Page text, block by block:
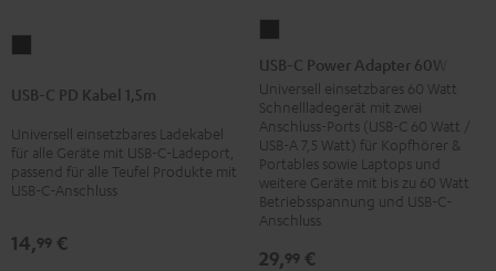
PD
Kabel
1,5m
Schwarz
USB-C PD Kabel 1,5m
Universell einsetzbares Ladekabel
für alle Geräte mit USB-C-Ladeport,
passend für alle Teufel Produkte mit
USB-C-Anschluss
14,99 €
C
Power
Adapter
60W
Schwarz
USB-C Power Adapter 60W
Universell einsetzbares 60 Watt
Schnellladegerät mit zwei
Anschluss-Ports (USB-C 60 Watt /
USB-A 7,5 Watt) für Kopfhörer &
Portables sowie Laptops und
weitere Geräte mit bis zu 60 Watt
Betriebsspannung und USB-C-
Anschluss
29,99 €